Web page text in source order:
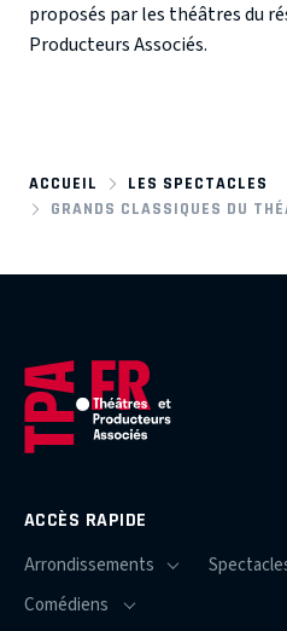
proposés par les théâtres du
Producteurs Associés.
ACCUEIL
LES SPECTACLES
GRANDS CLASSIQUES DU
ACCÈS RAPIDE